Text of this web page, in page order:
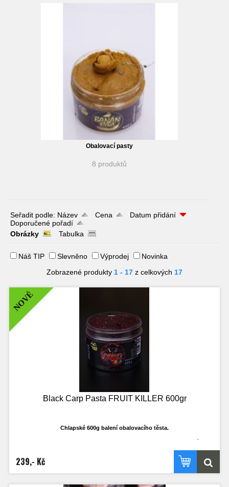
Obalovací pasty
8 produktů
Seřadit podle: Název Cena
Datum přidání
Doporučené pořadí
Obrázky
Tabulka
Náš TIP Slevněno Výprodej
Novinka
Zobrazené produkty 1 - 17 z celkových 17
NOVÉ
Black Carp Pasta FRUIT KILLER 600gr
Chlapské 600g balení obalovacího těsta.
výpravy. Nyní budete mít dostatečné množství i třeba k obalování olova, když to
bude třeba. Nejedná se o klasické těsto na boilies, ale o opravdu cíleně
vyrobené těsto, které je ideálně plastické a ve vodě funkční!
239,- Kč